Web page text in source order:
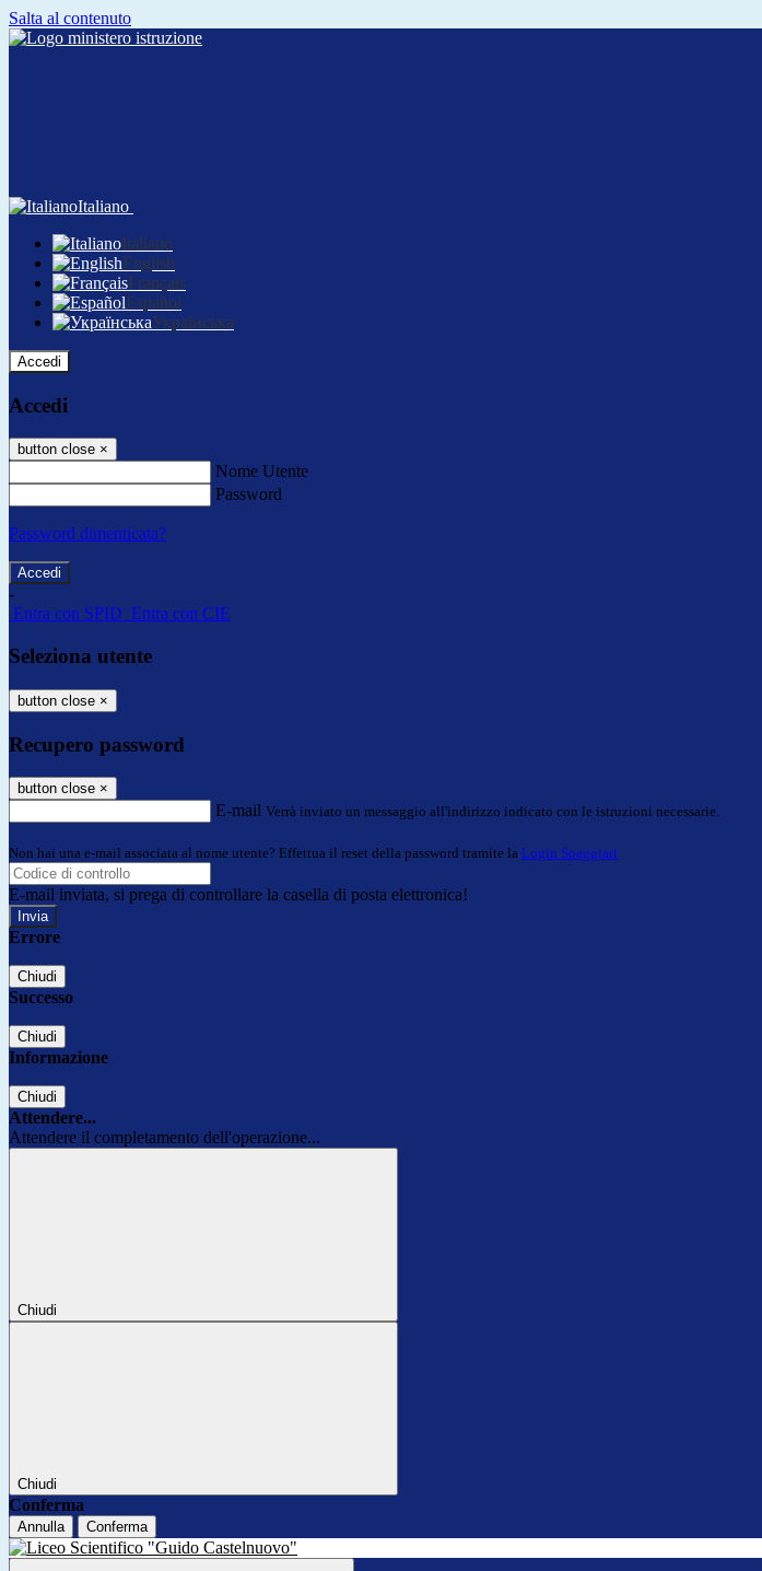
Salta al contenuto
Italiano
Italiano
English
Français
Español
Українська
Accedi
Accedi
button close ×
Nome Utente
Password
Password dimenticata?
-
Entra con SPID Entra con CIE
Seleziona utente
button close ×
Recupero password
button close ×
E-mail Verrà inviato un messaggio all'indirizzo indicato con le istruzioni necessarie.
Non hai una e-mail associata al nome utente? Effettua il reset della password tramite la Login Spaggiari
E-mail inviata, si prega di controllare la casella di posta elettronica!
Errore
Chiudi
Successo
Chiudi
Informazione
Chiudi
Attendere...
Attendere il completamento dell'operazione...
Chiudi
Chiudi
Conferma
Annulla Conferma